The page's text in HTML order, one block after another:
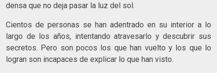
densa que no deja pasar la luz del sol.
Cientos de personas se han adentrado en su interior a lo
largo de los años, intentando atravesarlo y descubrir sus
secretos. Pero son pocos los que han vuelto y los que lo
logran son incapaces de explicar lo que han visto.